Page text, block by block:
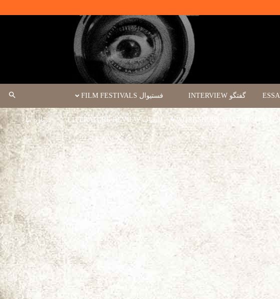
گفتگو INTERVIEW فستیوال FILM FESTIVALS
ادبیات LITERATURE REVIEW درباره ما